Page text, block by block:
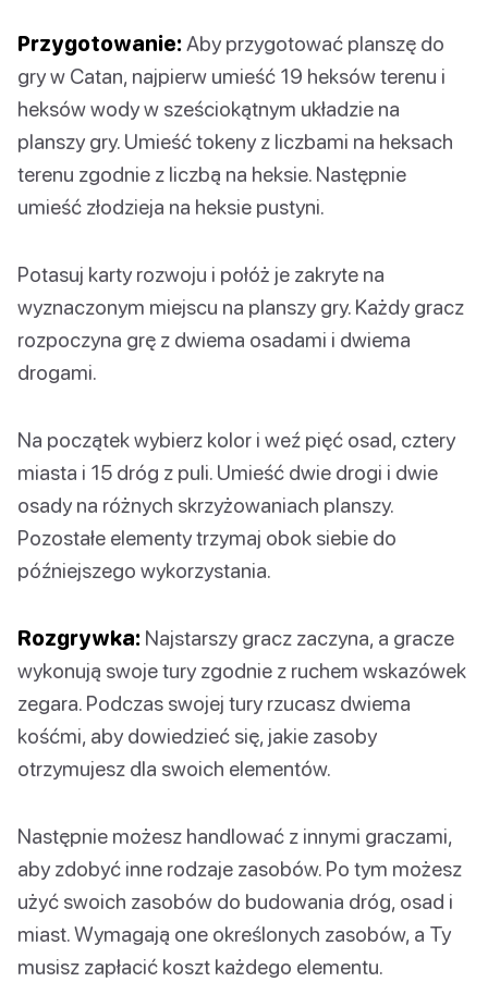
Przygotowanie: Aby przygotować planszę do
gry w Catan, najpierw umieść 19 heksów terenu i
heksów wody w sześciokątnym układzie na
planszy gry. Umieść tokeny z liczbami na heksach
terenu zgodnie z liczbą na heksie. Następnie
umieść złodzieja na heksie pustyni.
Potasuj karty rozwoju i połóż je zakryte na
wyznaczonym miejscu na planszy gry. Każdy gracz
rozpoczyna grę z dwiema osadami i dwiema
drogami.
Na początek wybierz kolor i weź pięć osad, cztery
miasta i 15 dróg z puli. Umieść dwie drogi i dwie
osady na różnych skrzyżowaniach planszy.
Pozostałe elementy trzymaj obok siebie do
późniejszego wykorzystania.
Rozgrywka: Najstarszy gracz zaczyna, a gracze
wykonują swoje tury zgodnie z ruchem wskazówek
zegara. Podczas swojej tury rzucasz dwiema
kośćmi, aby dowiedzieć się, jakie zasoby
otrzymujesz dla swoich elementów.
Następnie możesz handlować z innymi graczami,
aby zdobyć inne rodzaje zasobów. Po tym możesz
użyć swoich zasobów do budowania dróg, osad i
miast. Wymagają one określonych zasobów, a Ty
musisz zapłacić koszt każdego elementu.